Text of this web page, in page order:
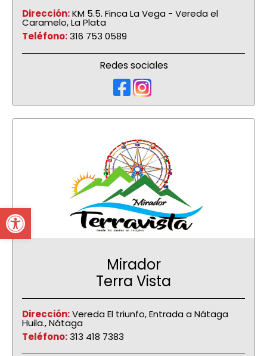
Open toolbar
Dirección:KM 5.5. Finca La Vega - Vereda el
Caramelo, La Plata
Teléfono:316 753 0589
Redes sociales
Mirador
Terra Vista
Dirección:Vereda El triunfo, Entrada a Nátaga
Huila., Nátaga
Teléfono:313 418 7383